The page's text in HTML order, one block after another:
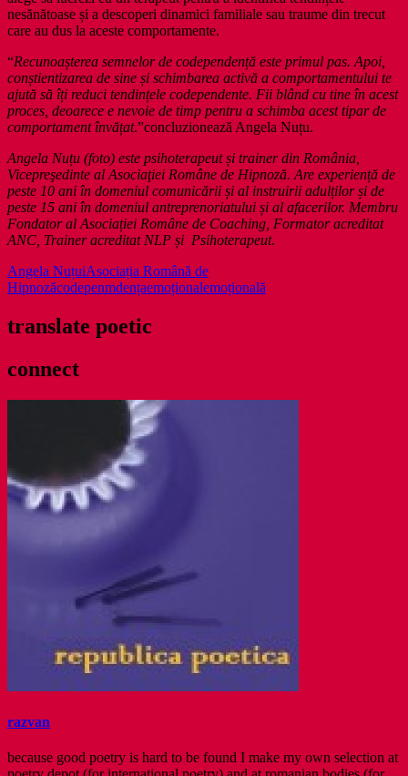
nesănătoase și a descoperi dinamici familiale sau traume din trecut
care au dus la aceste comportamente.
“Recunoașterea semnelor de codependență este primul pas. Apoi,
conștientizarea de sine și schimbarea activă a comportamentului te
ajută să îți reduci tendințele codependente. Fii blând cu tine în acest
proces, deoarece e nevoie de timp pentru a schimba acest tipar de
comportament învățat.”concluzionează Angela Nuțu.
Angela Nuțu (foto) este psihoterapeut și trainer din România,
Vicepreşedinte al Asociaţiei Române de Hipnoză. Are experiență de
peste 10 ani în domeniul comunicării și al instruirii adulților și de
peste 15 ani în domeniul antreprenoriatului și al afacerilor. Membru
Fondator al Asociației Române de Coaching, Formator acreditat
ANC, Trainer acreditat NLP și Psihoterapeut.
Angela NuțuiAsociația Română de
Hipnozăcodepenmdențaemoționalemoțională
translate poetic
connect
razvan
because good poetry is hard to be found I make my own selection at